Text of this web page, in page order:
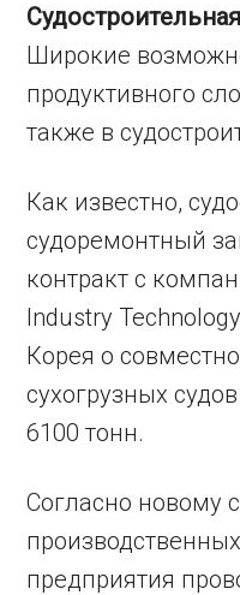
Широкие
продуктивного
также в
Как известно,
судоремонтный
контракт с
Industry
Корея о
сухогрузных
6100 тонн.
Согласно новому
предприятия